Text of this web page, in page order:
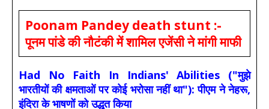
Poonam Pandey death stunt :-
पूनम पांडे की नौटंकी में शामिल एजेंसी ने मांगी माफी
Had No Faith In Indians' Abilities ("मुझे
भारतीयों की क्षमताओं पर कोई भरोसा नहीं था"): पीएम ने नेहरू,
इंदिरा के भाषणों को उद्धृत किया